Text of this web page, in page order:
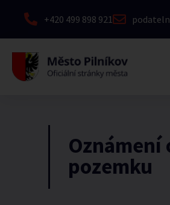
+420 499 898 921
Oznámení
pozemku